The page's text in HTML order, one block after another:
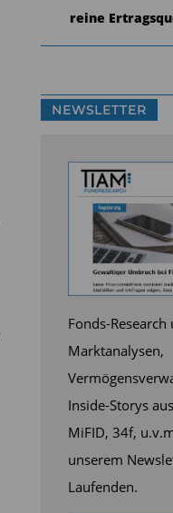
reine
NEWSLETTER
Fonds-Research
Marktanalysen,
Inside-Storys
MiFID, 34f,
unserem
Laufenden.